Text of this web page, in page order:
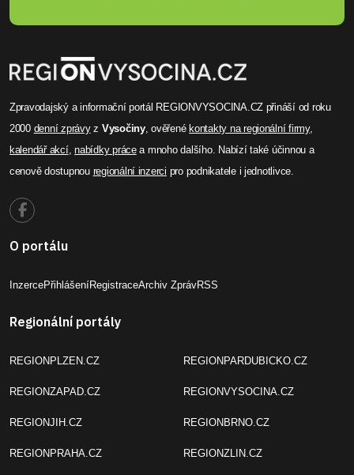
Zpravodajský a informační portál REGIONVYSOCINA.CZ přináší od roku
2000 denní zprávyz Vysočiny, ověřenékontakty na regionální firmy,
kalendář akcí,nabídky prácea mnoho dalšího. Nabízí také účinnou a
cenově dostupnou regionální inzerci pro podnikatele i jednotlivce.
O portálu
InzercePřihlášeníRegistraceArchiv ZprávRSS
Regionální portály
REGIONPLZEN.CZ
REGIONZAPAD.CZ
REGIONJIH.CZ
REGIONPRAHA.CZ
REGIONPARDUBICKO.CZ
REGIONVYSOCINA.CZ
REGIONBRNO.CZ
REGIONZLIN.CZ